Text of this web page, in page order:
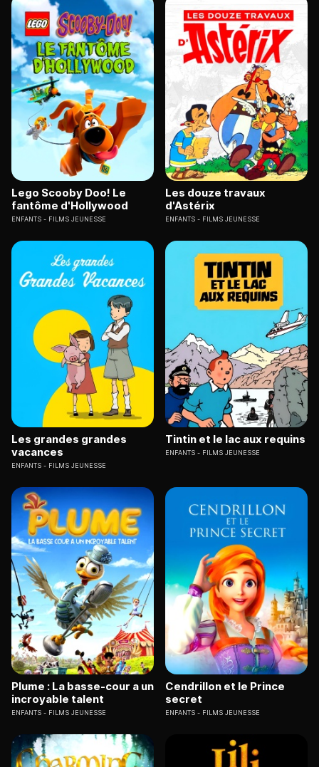
Lego Scooby Doo! Le
fantôme d'Hollywood
ENFANTS FILMS JEUNESSE
Les douze travaux
d'Astérix
ENFANTS FILMS JEUNESSE
Les grandes grandes
vacances
ENFANTS FILMS JEUNESSE
Tintin et le lac aux requins
ENFANTS FILMS JEUNESSE
Plume : La basse-cour a un
incroyable talent
ENFANTS FILMS JEUNESSE
Cendrillon et le Prince
secret
ENFANTS FILMS JEUNESSE